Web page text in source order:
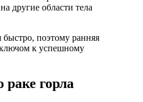
другие области тела
быстро, поэтому ранняя
ключом к успешному
горла